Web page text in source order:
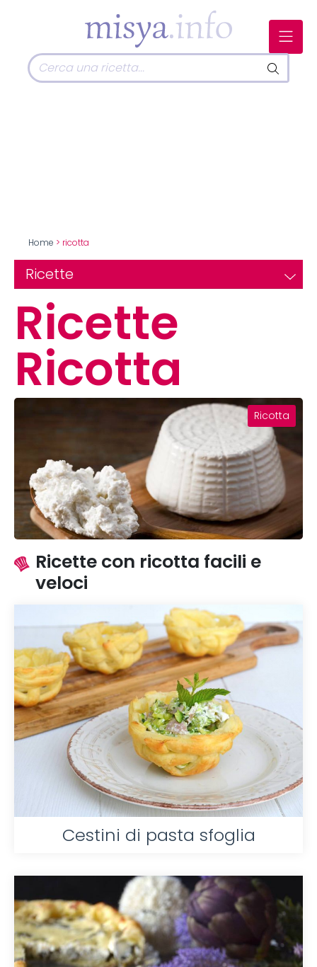
Home > ricotta
Ricette
Ricette
Ricotta
Ricotta
Ricette con ricotta facili e
veloci
Cestini di pasta sfoglia